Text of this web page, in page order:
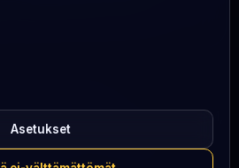
· Promitheos 14, Floor M,
Cyprus
ΗΕ 483274 ·+357 99 631882·
Asetukset